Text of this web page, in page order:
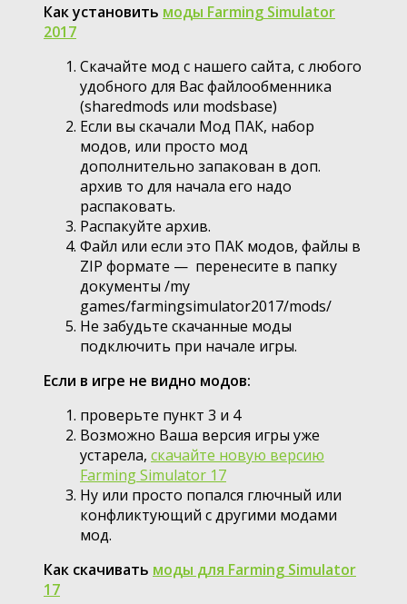
Как установить моды Farming Simulator
2017
Скачайте мод с нашего сайта, с любого
удобного для Вас файлообменника
(sharedmods или modsbase)
Если вы скачали Мод ПАК, набор
модов, или просто мод
дополнительно запакован в доп.
архив то для начала его надо
распаковать.
Распакуйте архив.
Файл или если это ПАК модов, файлы в
ZIP формате — перенесите в папку
документы /my
games/farmingsimulator2017/mods/
Не забудьте скачанные моды
подключить при начале игры.
Если в игре не видно модов:
проверьте пункт 3 и 4
Возможно Ваша версия игры уже
устарела, скачайте новую версию
Farming Simulator 17
Ну или просто попался глючный или
конфликтующий с другими модами
мод.
Как скачивать моды для Farming Simulator
17